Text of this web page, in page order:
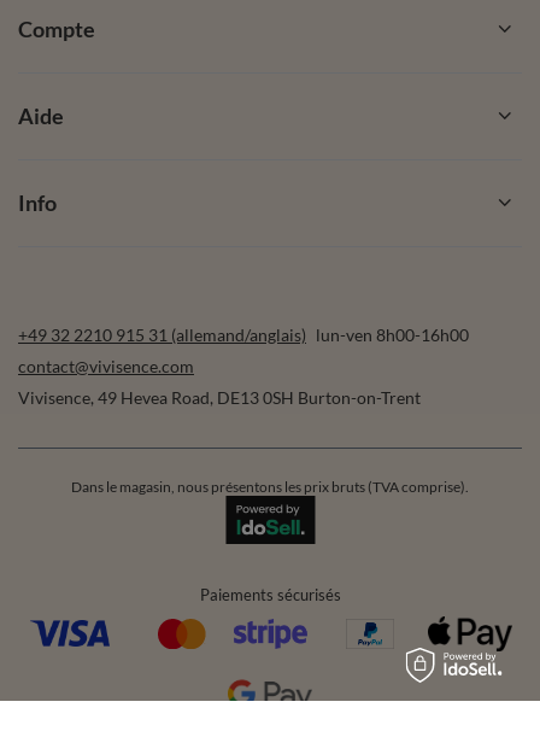
Compte
Aide
Info
+49 32 2210 915 31 (allemand/anglais) lun-ven 8h00-16h00
contact@vivisence.com
Vivisence, 49 Hevea Road, DE13 0SH Burton-on-Trent
Dans le magasin, nous présentons les prix bruts (TVA comprise).
Paiements sécurisés